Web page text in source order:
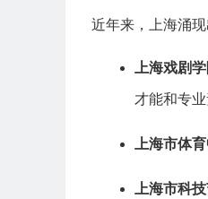
近年来，上海涌
上海戏剧
才能和专业
上海市体
上海市科